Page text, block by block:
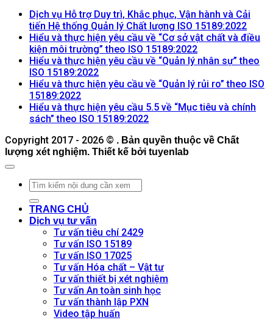
Dịch vụ Hỗ trợ Duy trì, Khắc phục, Vận hành và Cải
tiến Hệ thống Quản lý Chất lượng ISO 15189:2022
có
luận
Dịch
Hỗ
Hiểu và thực hiện yêu cầu về “Cơ sở vật chất và điều
kiện môi trường” theo ISO 15189:2022Không
có
luận
Hiểu
hiện
Hiểu và thực hiện yêu cầu về “Quản lý nhân sự” theo
ISO 15189:2022Không
có
luận
ở
và
thực
cầu
nhân
sự”
theo
ISO
15189:2022
Hiểu và thực hiện yêu cầu về “Quản lý rủi ro” theo ISO
15189:2022Không
có
bình
ở
Hiểu
hiện
cầu
về
“Quản
lý
rủi
ro”
theo
ISO
15189:2022
Hiểu và thực hiện yêu cầu 5.5 về “Mục tiêu và chính
sách” theo ISO 15189:2022Không
bình
luận
“Mục
tiêu
và
chính
Copyright 2017 - 2026 © . Bản quyền thuộc về Chất
lượng xét nghiệm. Thiết kế bởi tuyenlab
TRANG CHỦ
Dịch vụ tư vấn
Tư vấn tiêu chí 2429
Tư vấn ISO 15189
Tư vấn ISO 17025
Tư vấn Hóa chất – Vật tư
Tư vấn thiết bị xét nghiệm
Tư vấn An toàn sinh học
Tư vấn thành lập PXN
Video tập huấn